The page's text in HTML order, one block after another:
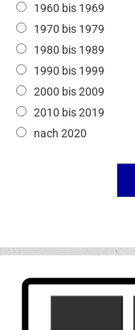
1960 bis 1969
1970 bis 1979
1980 bis 1989
1990 bis 1999
2000 bis 2009
2010 bis 2019
nach 2020